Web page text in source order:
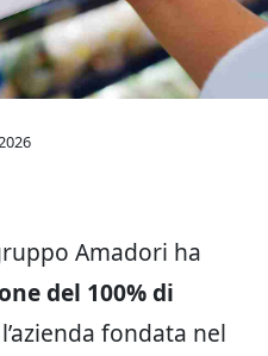
Amadori ha
del 100% di
fondata nel